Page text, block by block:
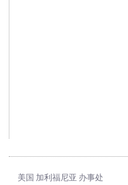
美国 加利福尼亚 办事处